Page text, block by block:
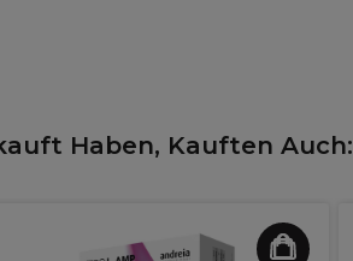
Haben, Kauften Auch: